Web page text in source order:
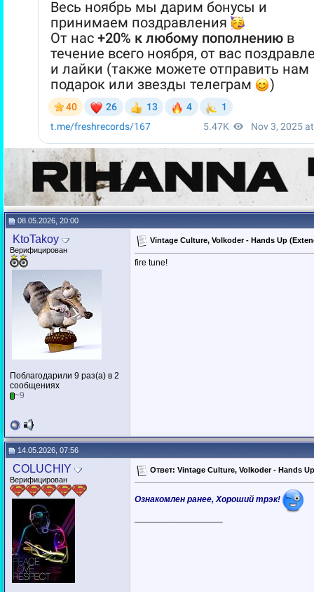
08.05.2026, 20:00
KtoTakoy
Верифицирован
Поблагодарили 9 раз(а) в 2
сообщениях
~9
Vintage Culture, Volkoder - Hands Up
fire tune!
14.05.2026, 07:56
COLUCHIY
Верифицирован
Ответ: Vintage Culture, Volkoder - Hands
Ознакомлен ранее, Хороший трэк!